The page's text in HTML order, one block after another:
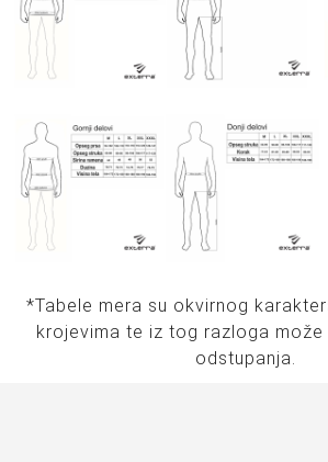
*Tabele mera su okvirnog
krojevima te iz tog razloga može
odstupanja.